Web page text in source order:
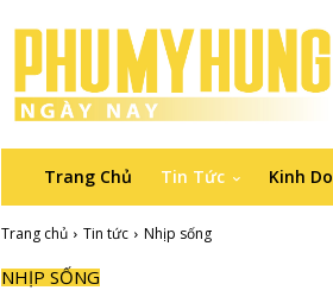
Trang Chủ Tin Tức Kinh
Trang chủ Tin tức Nhịp sống
NHỊP SỐNG